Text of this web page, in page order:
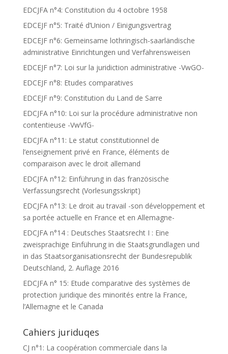
EDCJFA n°4: Constitution du 4 octobre 1958
EDCEJF n°5: Traité d’Union / Einigungsvertrag
EDCEJF n°6: Gemeinsame lothringisch-saarländische
administrative Einrichtungen und Verfahrensweisen
EDCEJF n°7: Loi sur la juridiction administrative -VwGO-
EDCEJF n°8: Etudes comparatives
EDCEJF n°9: Constitution du Land de Sarre
EDCJFA n°10: Loi sur la procédure administrative non
contentieuse -VwVfG-
EDCJFA n°11: Le statut constitutionnel de
l’enseignement privé en France, éléments de
comparaison avec le droit allemand
EDCJFA n°12: Einführung in das französische
Verfassungsrecht (Vorlesungsskript)
EDCJFA n°13: Le droit au travail -son développement et
sa portée actuelle en France et en Allemagne-
EDCJFA n°14 : Deutsches Staatsrecht I : Eine
zweisprachige Einführung in die Staatsgrundlagen und
in das Staatsorganisationsrecht der Bundesrepublik
Deutschland, 2. Auflage 2016
EDCJFA n° 15: Etude comparative des systèmes de
protection juridique des minorités entre la France,
l’Allemagne et le Canada
Cahiers juriduqes
CJ n°1: La coopération commerciale dans la